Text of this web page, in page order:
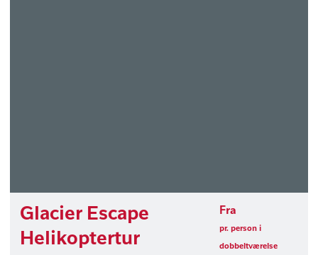
Glacier Escape
Helikoptertur
Fra
pr. person i
dobbeltværelse